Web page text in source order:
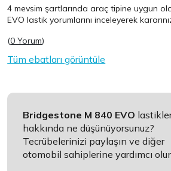
4 mevsim şartlarında araç tipine uygun
EVO lastik yorumlarını inceleyerek
(0 Yorum)
Tüm ebatları görüntüle
Bridgestone M 840 EVO
hakkında ne düşünüyorsunuz?
Tecrübelerinizi paylaşın ve diğer
otomobil sahiplerine yardımcı